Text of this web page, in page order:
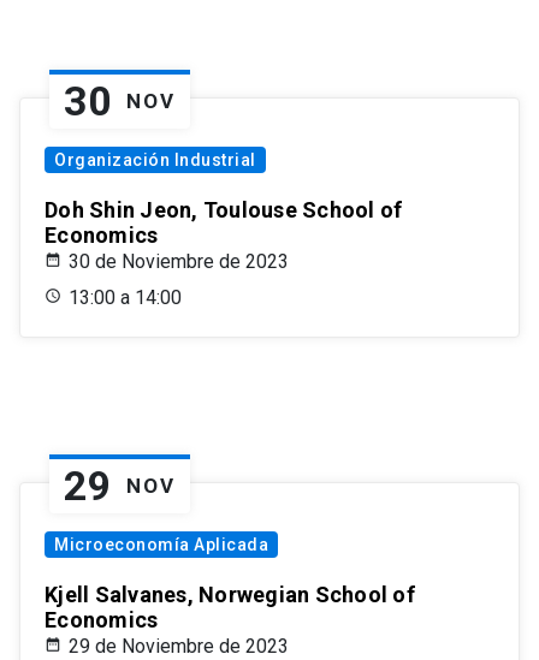
30 NOV
Organización Industrial
Doh Shin Jeon, Toulouse School of
Economics
30 de Noviembre de 2023
13:00 a 14:00
29 NOV
Microeconomía Aplicada
Kjell Salvanes, Norwegian School of
Economics
29 de Noviembre de 2023